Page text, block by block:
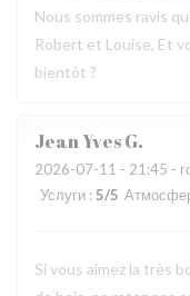
Nous sommes ravis
Robert et Louise, Et
bientôt ?
Jean YvesG
2026-07-11 - 21:45 -
Услуги : 5/5
Si vous aimez la très